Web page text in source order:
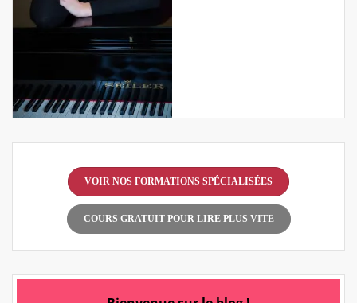
VOIR NOS FORMATIONS SPÉCIALISÉES
COURS GRATUIT POUR LIRE PLUS VITE